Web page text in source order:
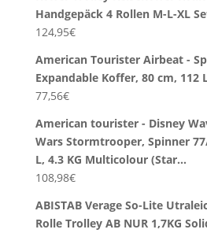
Handgepäck 4 Rollen M-L-XL
124,95€
American Tourister Airbeat -
Expandable Koffer, 80 cm, 112
77,56€
American tourister - Disney
Wars Stormtrooper, Spinner
L, 4.3 KG Multicolour (Star…
108,98€
ABISTAB Verage So-Lite
Rolle Trolley AB NUR 1,7KG